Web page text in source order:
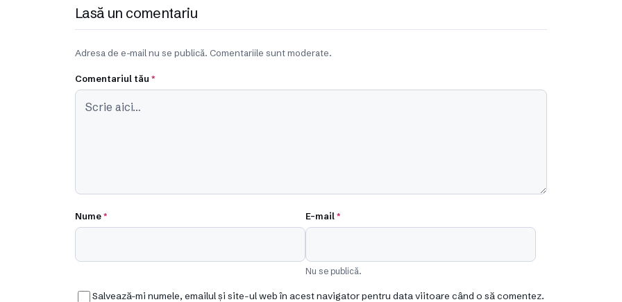
Lasă un comentariu
Adresa de e-mail nu se publică. Comentariile sunt moderate.
Comentariul tău *
Nume* E-mail*
Nu se publică.
Salvează-mi numele, emailul și site-ul web în acest navigator pentru data viitoare când o să comentez.